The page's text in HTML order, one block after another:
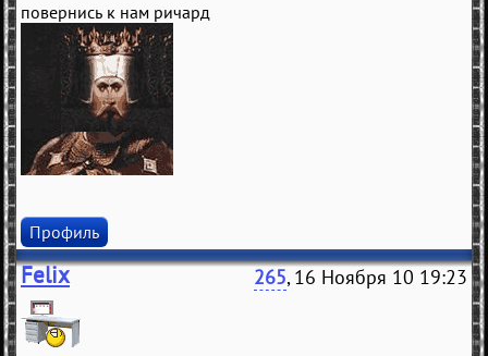
повернись к нам ричард
Профиль
Felix 265, 16 Ноября 10 19:23